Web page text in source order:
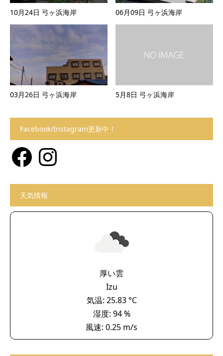
10月24日 弓ヶ浜海岸 06月09日 弓ヶ浜海岸
03月26日 弓ヶ浜海岸 5月8日 弓ヶ浜海岸
Facebook/Instagram更新中！
FacebookInstagram
天気情報
厚い雲
Izu
気温: 25.83 °C
湿度: 94 %
風速: 0.25 m/s